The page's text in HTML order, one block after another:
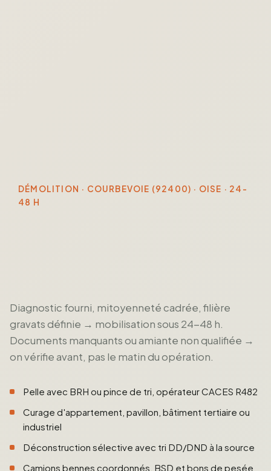
DÉMOLITION · COURBEVOIE (92400) · OISE · 24-
48 H
Diagnostic fourni, mitoyenneté cadrée, filière
gravats définie → mobilisation sous 24-48 h.
Documents manquants ou amiante non qualifiée →
on vérifie avant, pas le matin du opération.
Pelle avec BRH ou pince de tri, opérateur CACES R482
Curage d'appartement, pavillon, bâtiment tertiaire ou
industriel
Déconstruction sélective avec tri DD/DND à la source
Camions bennes coordonnés, BSD et bons de pesée